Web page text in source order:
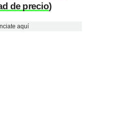
de precio)
aquí